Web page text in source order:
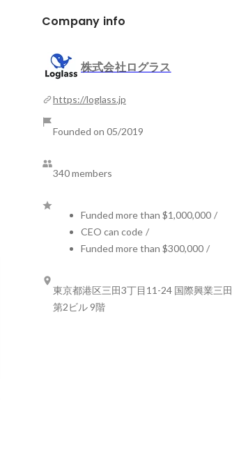
Company info
株式会社ログラス
https://loglass.jp
Founded on 05/2019
340 members
Funded more than $1,000,000 /
CEO can code /
Funded more than $300,000 /
東京都港区三田3丁目11-24 国際興業三田
第2ビル 9階